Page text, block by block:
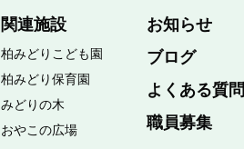
関連施設
柏みどりこども園
柏みどり保育園
みどりの木
おやこの広場
お知らせ
ブログ
よくある質問
職員募集